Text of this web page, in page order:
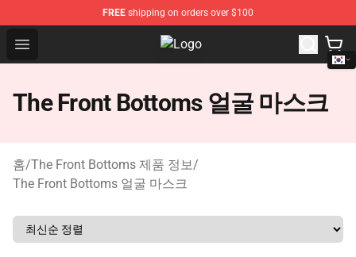
FREE shipping on orders over $100
Open menu The Front Bottoms Store - Official
The Front Bottoms 얼굴 마스크
홈/The Front Bottoms 제품 정보/
The Front Bottoms 얼굴 마스크